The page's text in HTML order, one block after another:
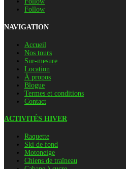
Follow
NAVIGATION
Accueil
Nos tours
Sur-mesure
Location
À propos
Blogue
Termes et conditions
Contact
ACTIVITÉS HIVER
Raquette
Ski de fond
Motoneige
Chiens de traîneau